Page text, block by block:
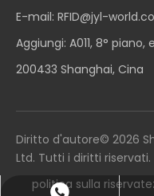
E-mail: RFID@jyl-
Aggiungi: A011, 8° piano,
200433 Shanghai, Cina
Diritto d'autore© 2026
Ltd. Tutti i diritti riservati.
politica sulla